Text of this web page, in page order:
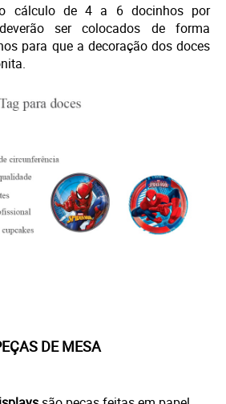
o cálculo de 4 a 6 docinhos por
ser colocados de forma
para que a decoração dos doces
DE MESA